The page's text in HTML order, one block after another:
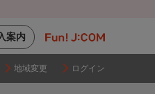
案内
地域変更 ログイン